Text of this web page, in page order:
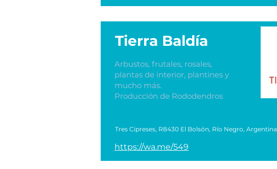
Tierra Baldía
Arbustos, frutales, rosales,
plantas de interior, plantines y
mucho más.
Producción de Rododendros
Tres Cipreses, R8430 El Bolsón, Río Negro, Argentina
https://wa.me/549